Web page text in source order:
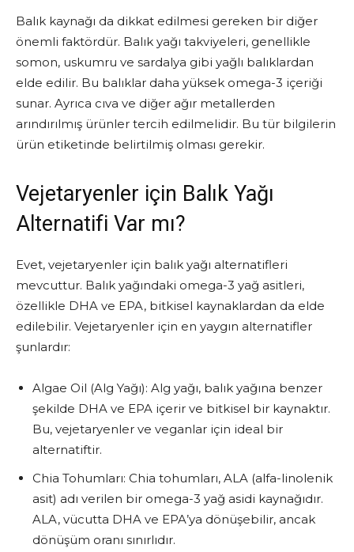
Balık kaynağı da dikkat edilmesi gereken bir diğer
önemli faktördür. Balık yağı takviyeleri, genellikle
somon, uskumru ve sardalya gibi yağlı balıklardan
elde edilir. Bu balıklar daha yüksek omega-3 içeriği
sunar. Ayrıca cıva ve diğer ağır metallerden
arındırılmış ürünler tercih edilmelidir. Bu tür bilgilerin
ürün etiketinde belirtilmiş olması gerekir.
Vejetaryenler için Balık Yağı
Alternatifi Var mı?
Evet, vejetaryenler için balık yağı alternatifleri
mevcuttur. Balık yağındaki omega-3 yağ asitleri,
özellikle DHA ve EPA, bitkisel kaynaklardan da elde
edilebilir. Vejetaryenler için en yaygın alternatifler
şunlardır:
Algae Oil (Alg Yağı): Alg yağı, balık yağına benzer
şekilde DHA ve EPA içerir ve bitkisel bir kaynaktır.
Bu, vejetaryenler ve veganlar için ideal bir
alternatiftir.
Chia Tohumları: Chia tohumları, ALA (alfa-linolenik
asit) adı verilen bir omega-3 yağ asidi kaynağıdır.
ALA, vücutta DHA ve EPA’ya dönüşebilir, ancak
dönüşüm oranı sınırlıdır.